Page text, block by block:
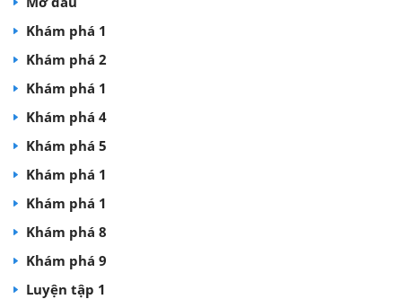
Khám phá 1
Khám phá 2
Khám phá 1
Khám phá 4
Khám phá 5
Khám phá 1
Khám phá 1
Khám phá 8
Khám phá 9
Luyện tập 1